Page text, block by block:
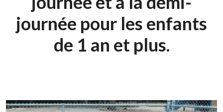
journée pour les enfants
de 1 an et plus.